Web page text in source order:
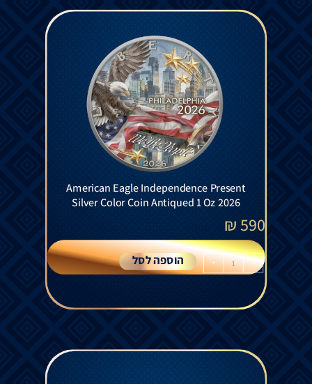
American Eagle Independence Present
Silver Color Coin Antiqued 1 Oz 2026
590
₪
-
+ הוספה לסל